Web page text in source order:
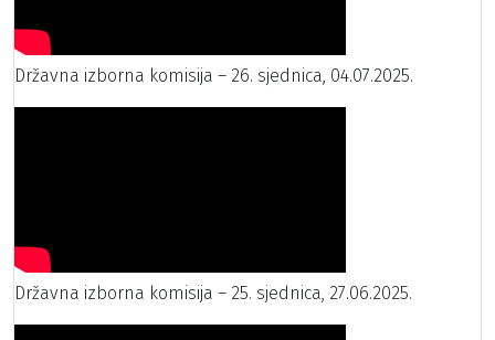
Državna izborna komisija – 26. sjednica, 04.07.2025.
Državna izborna komisija – 25. sjednica, 27.06.2025.